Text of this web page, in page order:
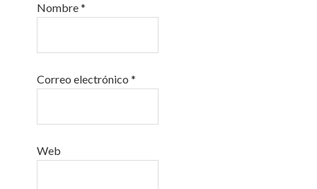
Nombre*
Correo electrónico*
Web